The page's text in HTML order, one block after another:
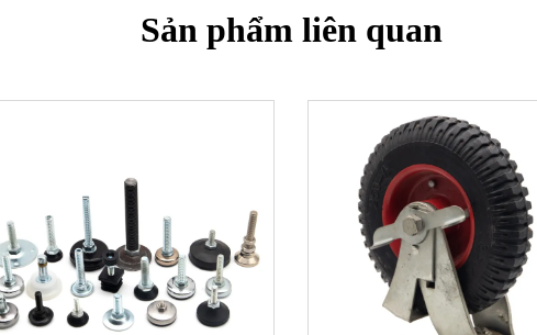
Sản phẩm liên quan